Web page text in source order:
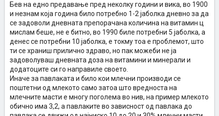
Бев на едно предавање пред неколку години и вика, во 1900
и незнам која година било потребно 1-2 јаболка дневно за да
се задоволи дневната препорачана количина на витамин ц
мислам беше, не е битно, во 1990 биле потребни 5 јаболка, а
денес се потребни 10 јаболка, е токму тоа е проблемот, што
ти се храниш прилично здраво, но пак можеби не ја
задоволуваш дневната доза на витамини и минерали и
додатоците си го направиле своето.
Иначе за павлаката и било кои млечни производи се
поштетни од млекото само затоа што вредноста на
млечните масти е многу поголема во нив, на пример млекото
обично има 3,2, а павлаките во зависност од павлака до